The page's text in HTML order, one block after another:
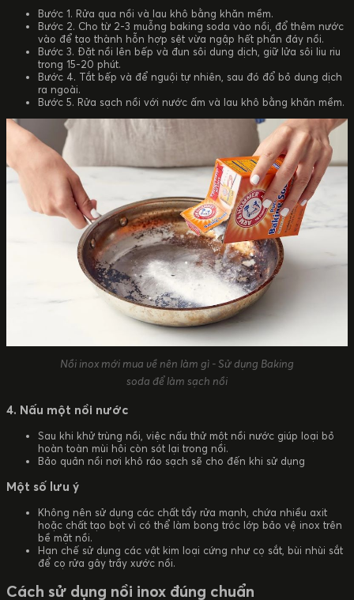
Bước 1. Rửa qua nồi và lau khô bằng khăn mềm.
Bước 2. Cho từ 2-3 muỗng baking soda vào nồi, đổ thêm nước
vào để tạo thành hỗn hợp sệt vừa ngập hết phần đáy nồi.
Bước 3. Đặt nồi lên bếp và đun sôi dung dịch, giữ lửa sôi liu riu
trong 15-20 phút.
Bước 4. Tắt bếp và để nguội tự nhiên, sau đó đổ bỏ dung dịch
ra ngoài.
Bước 5. Rửa sạch nồi với nước ấm và lau khô bằng khăn mềm.
Nồi inox mới mua về nên làm gì - Sử dụng Baking
soda để làm sạch nồi
4. Nấu một nồi nước
Sau khi khử trùng nồi, việc nấu thử một nồi nước giúp loại bỏ
hoàn toàn mùi hôi còn sót lại trong nồi.
Bảo quản nồi nơi khô ráo sạch sẽ cho đến khi sử dụng
Một số lưu ý
Không nên sử dụng các chất tẩy rửa mạnh, chứa nhiều axit
hoặc chất tạo bọt vì có thể làm bong tróc lớp bảo vệ inox trên
bề mặt nồi.
Hạn chế sử dụng các vật kim loại cứng như cọ sắt, bùi nhùi sắt
để cọ rửa gây trầy xước nồi.
Cách sử dụng nồi inox đúng chuẩn